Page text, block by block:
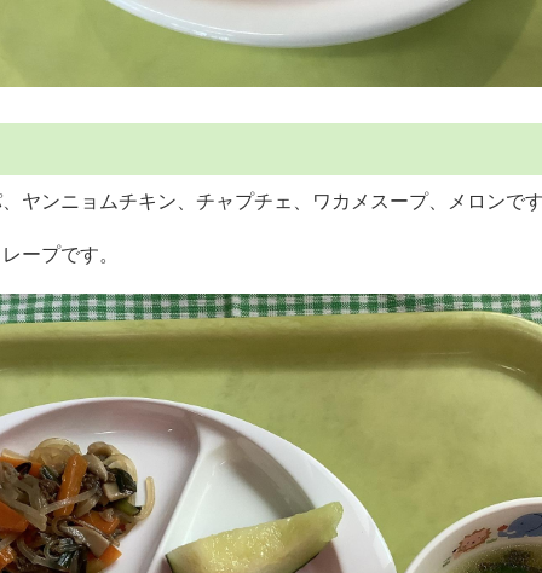
ヤンニョムチキン、チャプチェ、ワカメスープ、メロンで
ープです。